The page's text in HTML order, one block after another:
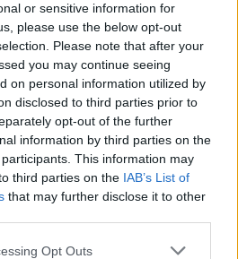
or sensitive information for
please use the below opt-out
Please note that after your
you may continue seeing
on personal information utilized by
disclosed to third parties prior to
opt-out of the further
information by third parties on the
participants. This information may
third parties on the IAB’s List of
that may further disclose it to other
Opt Outs
Άμεση ανακούφιση
μια καθημερινή ενόχληση
ιδιαίτερα για όσους